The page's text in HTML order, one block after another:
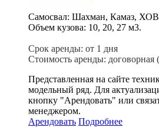
Самосвал: Шахман, Камаз,
Объем кузова: 10, 20, 27 м3.
Срок аренды: от 1 дня
Стоимость аренды: договорная
Представленная на сайте
модельный ряд. Для
кнопку "Арендовать" или
менеджером.
Арендовать Подробнее